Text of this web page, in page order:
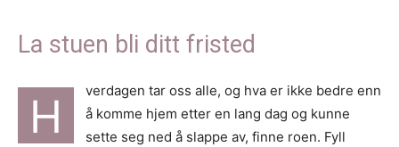
La stuen bli ditt fristed
H
verdagen tar oss alle, og hva er ikke bedre enn
å komme hjem etter en lang dag og kunne
sette seg ned å slappe av, finne roen. Fyll